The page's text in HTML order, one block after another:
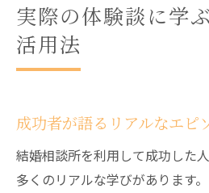
実際の体験談に学
活用法
成功者が語るリアルなエピ
結婚相談所を利用して成功した
多くのリアルな学びがあります